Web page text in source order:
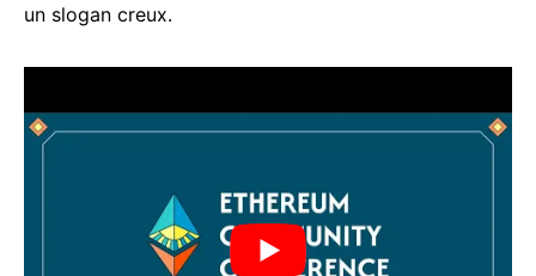
un slogan creux.